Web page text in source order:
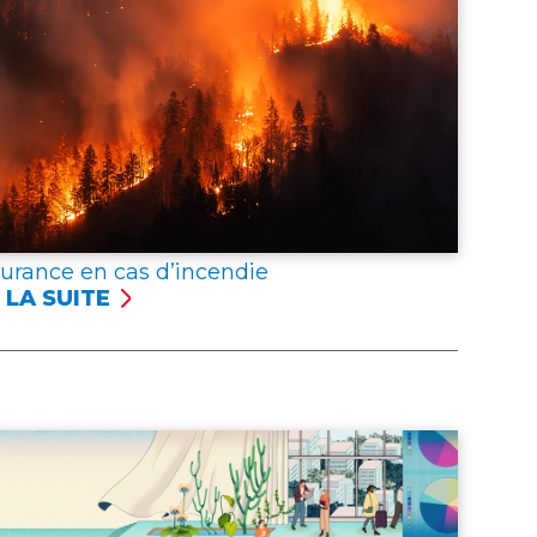
en cas d’incendie
LA SUITE